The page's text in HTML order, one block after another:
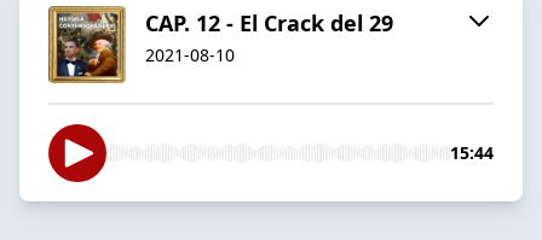
CAP. 12 - El Crack del 29
2021-08-10
15:44